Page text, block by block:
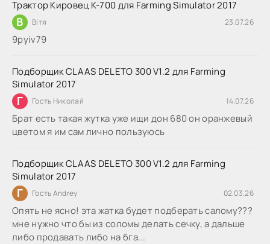
Трактор Кировец К-700 для Farming Simulator 2017
В Вітя 23.07.26
9руіv79
Подборщик CLAAS DELETO 300 V1.2 для Farming
Simulator 2017
Г Гость Николай 14.07.26
Брат есть такая жутка уже ищи дон 680 он оранжевый
цветом я им сам лично пользуюсь
Подборщик CLAAS DELETO 300 V1.2 для Farming
Simulator 2017
Г Гость Andrey 02.03.26
Опять не ясно! эта жатка будет подберать салому???
мне нужно что бы из соломы делать сечку, а дальше
либо продавать либо на бга...